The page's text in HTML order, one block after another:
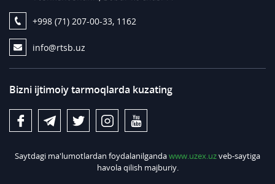
+998 (71) 207-00-33, 1162
info@rtsb.uz
Bizni ijtimoiy tarmoqlarda kuzating
Saytdagi ma'lumotlardan foydalanilgandawww.uzex.uzveb-saytiga
havola qilish majburiy.